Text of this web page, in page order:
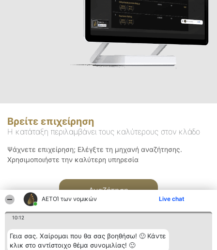
ΑΕΤΟΊ των νομικών Live chat
10:12
Γεια σας. Χαίρομαι που θα σας βοηθήσω! 🙂 Κάντε
κλικ στο αντίστοιχο θέμα συνομιλίας! 🙂
Βρείτε επιχείρηση
Η κατάταξη περιλαμβάνει τους καλύτερους στον κλάδο
Ψάχνετε επιχείρηση; Ελέγξτε τη μηχανή αναζήτησης.
Χρησιμοποιήστε την καλύτερη υπηρεσία
Αναζήτηση